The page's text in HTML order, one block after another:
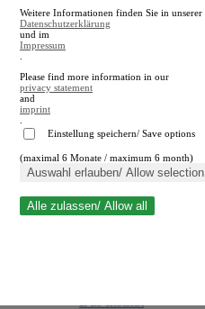
A
A
Suche schließen
Weitere Informationen finden Sie in unserer
Datenschutzerklärung
und im
Impressum
Please find more information in our
privacy statement
and
imprint
Einstellung speichern/ Save options
(maximal 6 Monate / maximum 6 month)
Auswahl erlauben/ Allow selection
Alle zulassen/ Allow all